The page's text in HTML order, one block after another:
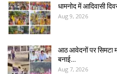
धामनोद में आदिवासी
Aug 9, 2026
आठ आवेदनों पर सिमटा
बनाई…
Aug 7, 2026